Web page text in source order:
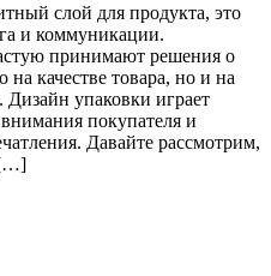
слой для продукта, это
и коммуникации.
принимают решения о
на качестве товара, но и на
Дизайн упаковки играет
покупателя и
Давайте рассмотрим,
[…]